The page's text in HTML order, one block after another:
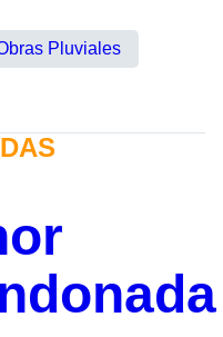
Pluviales